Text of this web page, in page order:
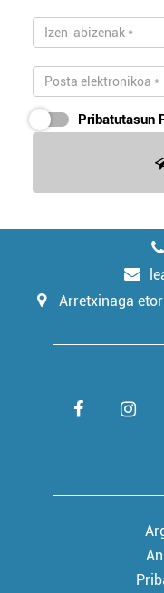
Pribatutasun
Arretxinaga